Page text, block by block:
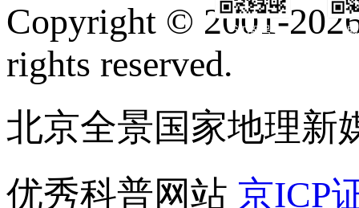
订阅号
Copyright © 2001-
rights reserved.
北京全景国家地理新
优秀科普网站 京ICP